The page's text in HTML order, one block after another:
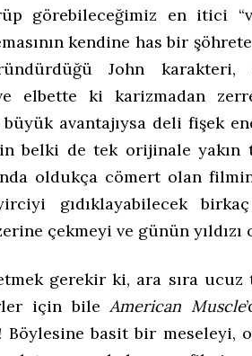
görebileceğimiz en itici
kendine has bir
John karakteri,
elbette ki karizmadan
büyük avantajıysa deli fişek
belki de tek orijinale yakın
oldukça cömert olan
gıdıklayabilecek
çekmeyi ve günün yıldızı
gerekir ki, ara sıra ucuz
için bileAmerican Muscle
Böylesine basit bir meseleyi,